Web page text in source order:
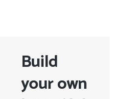
Build
your own